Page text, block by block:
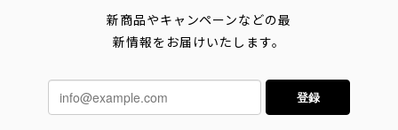
新商品やキャンペーンなどの最
新情報をお届けいたします。
登録